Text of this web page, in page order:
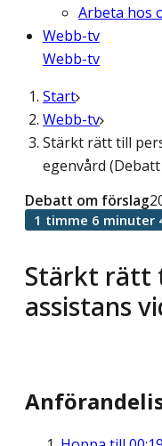
Arbeta hos
Webb-tv
Webb-tv
Start
Webb-tv
Stärkt rätt till
egenvård
Stärkt rätt
assistans
Debatt om förslag
1 timme 6 minuter